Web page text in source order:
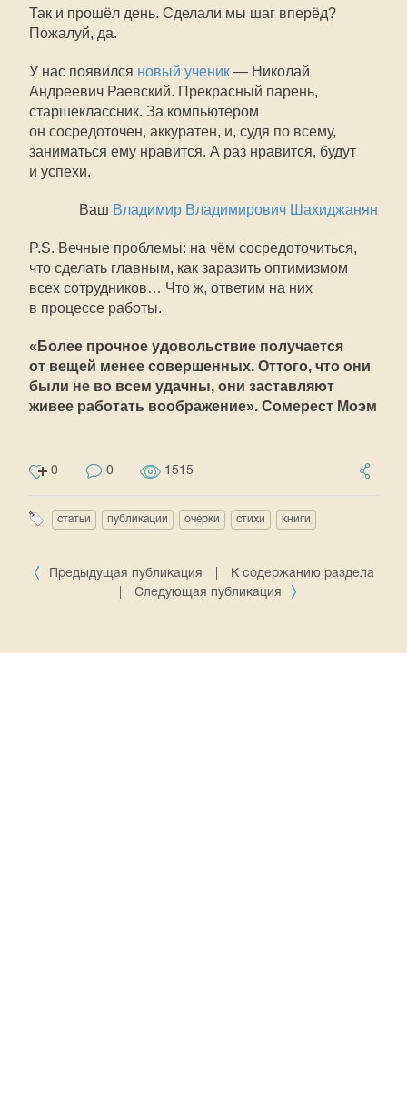
Так и прошёл день. Сделали мы шаг вперёд?
Пожалуй, да.
У нас появился новый ученик — Николай
Андреевич Раевский. Прекрасный парень,
старшеклассник. За компьютером
он сосредоточен, аккуратен, и, судя по всему,
заниматься ему нравится. А раз нравится, будут
и успехи.
Ваш Владимир Владимирович Шахиджанян
P.S. Вечные проблемы: на чём сосредоточиться,
что сделать главным, как заразить оптимизмом
всех сотрудников… Что ж, ответим на них
в процессе работы.
«Более прочное удовольствие получается
от вещей менее совершенных. Оттого, что они
были не во всем удачны, они заставляют
живее работать воображение». Сомерест Моэм
0 0 1515
статьи публикации очерки стихи книги
Предыдущая публикация
К содержанию раздела
Следующая публикация